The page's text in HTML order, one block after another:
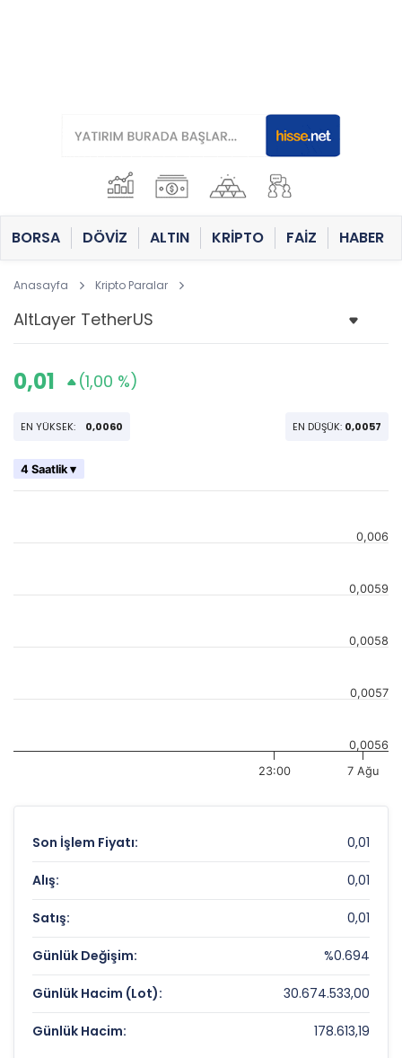
BORSA DÖVİZ ALTIN KRİPTO FAİZ HABER
Anasayfa Kripto Paralar
0,01 (1,00 %)
EN YÜKSEK: 0,0060 EN DÜŞÜK: 0,0057
4 Saatlik ▾
23:00 7 Ağu
0,0056
0,0057
0,0058
0,0059
0,006
Son İşlem Fiyatı: 0,01
Alış: 0,01
Satış: 0,01
Günlük Değişim: %0.694
Günlük Hacim (Lot): 30.674.533,00
Günlük Hacim: 178.613,19